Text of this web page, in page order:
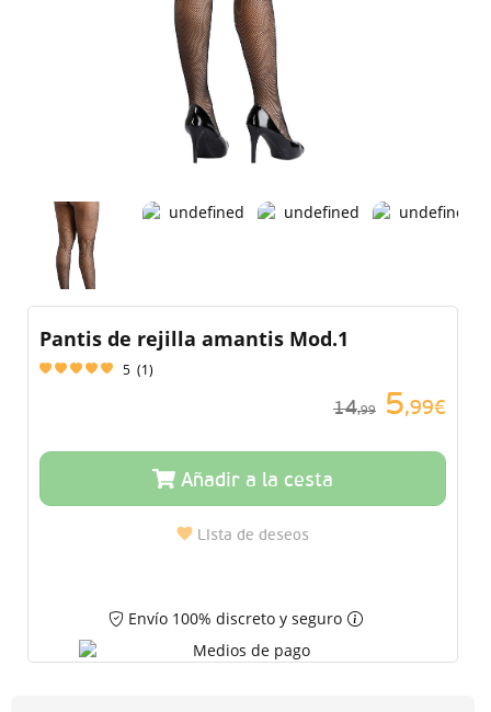
Pantis de rejilla amantis Mod.1
5 (1)
14,99 5,99€
Añadir a la cesta
Lista de deseos
Envío 100% discreto y seguro